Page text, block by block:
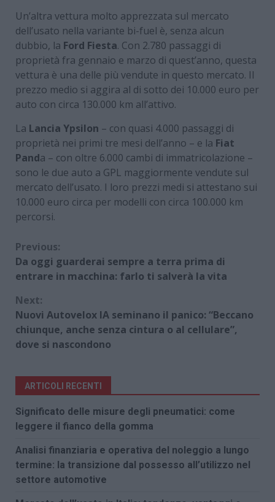
Un’altra vettura molto apprezzata sul mercato
dell’usato nella variante bi-fuel è, senza alcun
dubbio, la Ford Fiesta. Con 2.780 passaggi di
proprietà fra gennaio e marzo di quest’anno, questa
vettura è una delle più vendute in questo mercato. Il
prezzo medio si aggira al di sotto dei 10.000 euro per
auto con circa 130.000 km all’attivo.
La Lancia Ypsilon – con quasi 4.000 passaggi di
proprietà nei primi tre mesi dell’anno – e la Fiat
Panda – con oltre 6.000 cambi di immatricolazione –
sono le due auto a GPL maggiormente vendute sul
mercato dell’usato. I loro prezzi medi si attestano sui
10.000 euro circa per modelli con circa 100.000 km
percorsi.
Continue
Reading
Previous:
Da oggi guarderai sempre a terra prima di
entrare in macchina: farlo ti salverà la vita
Next:
Nuovi Autovelox IA seminano il panico: “Beccano
chiunque, anche senza cintura o al cellulare”,
dove si nascondono
ARTICOLI RECENTI
Significato delle misure degli pneumatici: come
leggere il fianco della gomma
Analisi finanziaria e operativa del noleggio a lungo
termine: la transizione dal possesso all’utilizzo nel
settore automotive